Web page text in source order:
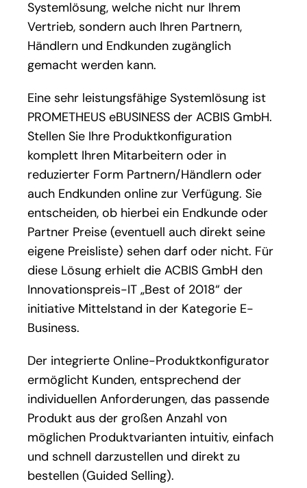
Systemlösung, welche nicht nur Ihrem
Vertrieb, sondern auch Ihren Partnern,
Händlern und Endkunden zugänglich
gemacht werden kann.
Eine sehr leistungsfähige Systemlösung ist
PROMETHEUS eBUSINESS der ACBIS GmbH.
Stellen Sie Ihre Produktkonfiguration
komplett Ihren Mitarbeitern oder in
reduzierter Form Partnern/Händlern oder
auch Endkunden online zur Verfügung. Sie
entscheiden, ob hierbei ein Endkunde oder
Partner Preise (eventuell auch direkt seine
eigene Preisliste) sehen darf oder nicht. Für
diese Lösung erhielt die ACBIS GmbH den
Innovationspreis-IT „Best of 2018“ der
initiative Mittelstand in der Kategorie E-
Business.
Der integrierte Online-Produktkonfigurator
ermöglicht Kunden, entsprechend der
individuellen Anforderungen, das passende
Produkt aus der großen Anzahl von
möglichen Produktvarianten intuitiv, einfach
und schnell darzustellen und direkt zu
bestellen (Guided Selling).